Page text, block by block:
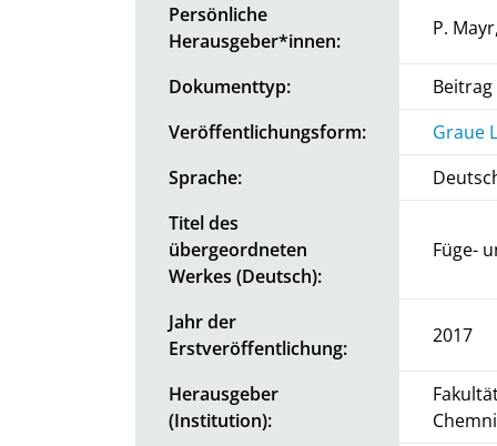
Persönliche
Herausgeber*innen:
P.
Dokumenttyp:
Veröffentlichungsform:
Graue
Sprache:
Titel des
übergeordneten
Werkes (Deutsch):
Füge-
Jahr der
Erstveröffentlichung:
2017
Herausgeber
(Institution):